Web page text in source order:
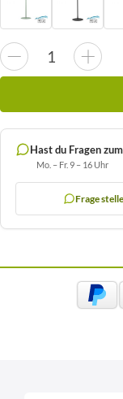
Hast du Fragen
Mo. – Fr. 9 – 16 Uhr
Frage